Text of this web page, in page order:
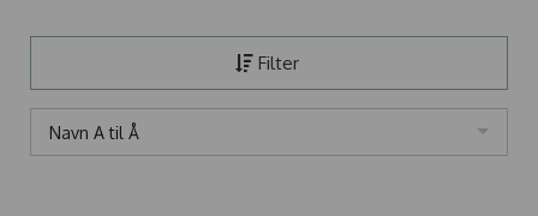
Filter
Navn A til Å